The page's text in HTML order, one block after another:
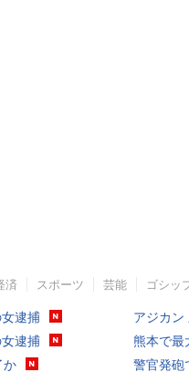
済 スポーツ 芸能 ゴシッ
逮捕
逮捕
か
アジカン
熊本で最
警官発砲